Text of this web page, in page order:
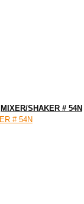
MIXER/SHAKER # 54N